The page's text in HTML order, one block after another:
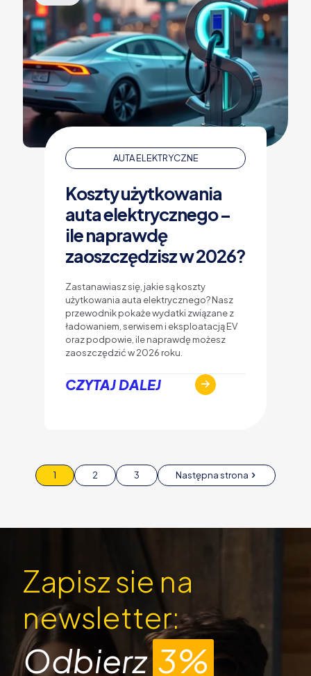
AUTA ELEKTRYCZNE
Koszty użytkowania
auta elektrycznego –
ile naprawdę
zaoszczędzisz w 2026?
Zastanawiasz się, jakie są koszty
użytkowania auta elektrycznego? Nasz
przewodnik pokaże wydatki związane z
ładowaniem, serwisem i eksploatacją EV
oraz podpowie, ile naprawdę możesz
zaoszczędzić w 2026 roku.
CZYTAJ DALEJ
1 2 3 Następna strona
Zapisz sie na
newsletter:
Odbierz3%